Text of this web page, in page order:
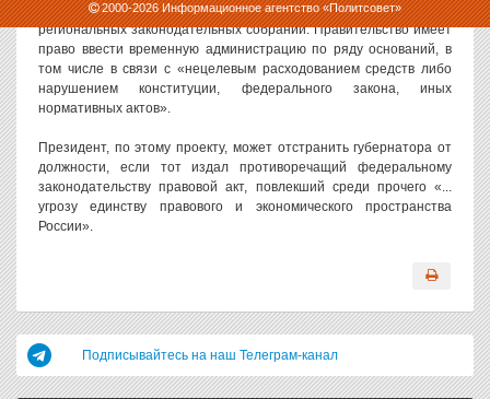
2000-2026Информационное агентство «Политсовет»
Этот проект отменяет неприкосновенность депутатов
региональных законодательных собраний. Правительство имеет
право ввести временную администрацию по ряду оснований, в
том числе в связи с «нецелевым расходованием средств либо
нарушением конституции, федерального закона, иных
нормативных актов».
Президент, по этому проекту, может отстранить губернатора от
должности, если тот издал противоречащий федеральному
законодательству правовой акт, повлекший среди прочего «...
угрозу единству правового и экономического пространства
России».
Подписывайтесь на наш Телеграм-канал